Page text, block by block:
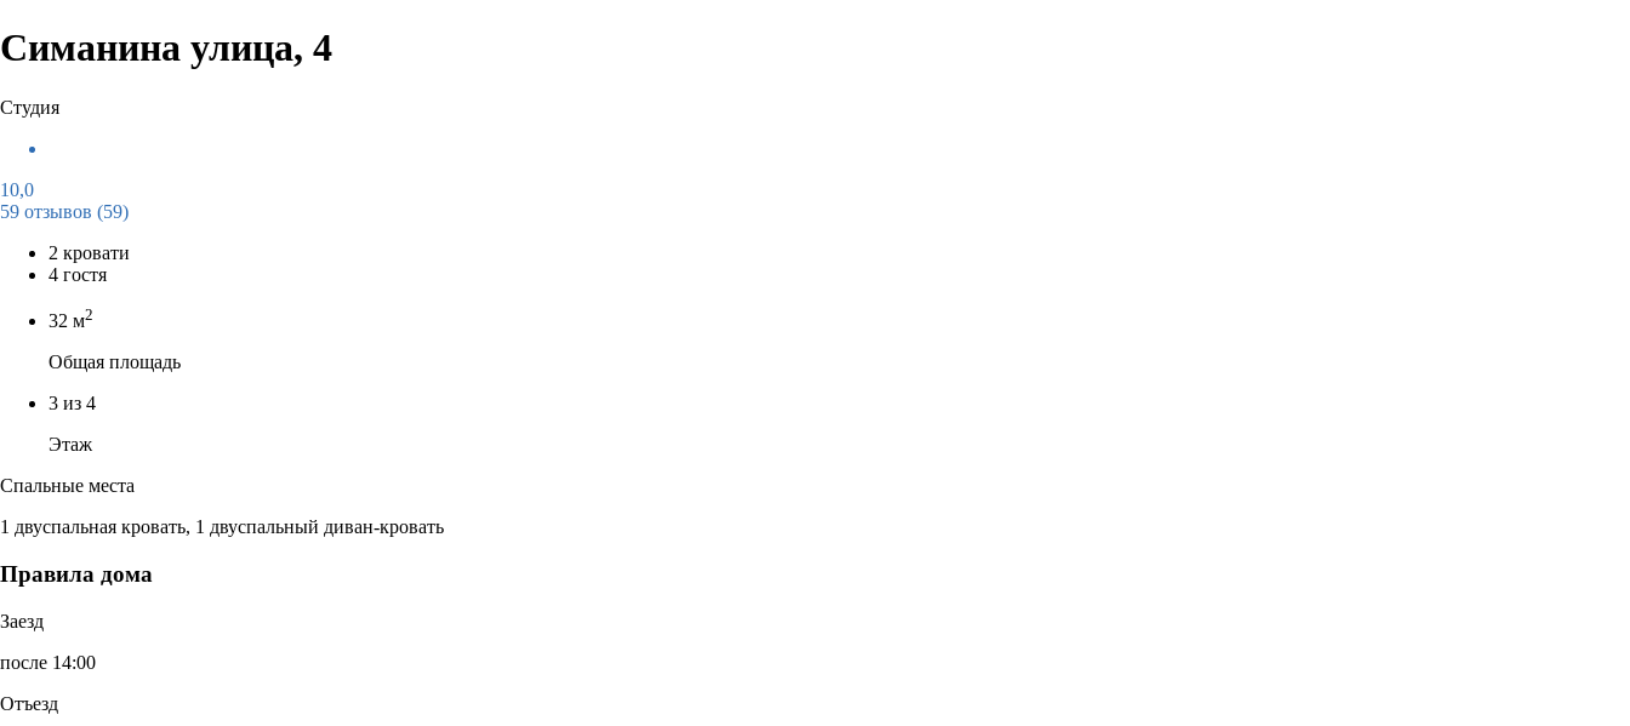
Симанина улица, 4
Студия
10,0
59 отзывов (59)
2 кровати
4 гостя
32 м2
Общая площадь
3 из 4
Этаж
Спальные места
1 двуспальная кровать, 1 двуспальный диван-кровать
Правила дома
Заезд
после 14:00
Отъезд